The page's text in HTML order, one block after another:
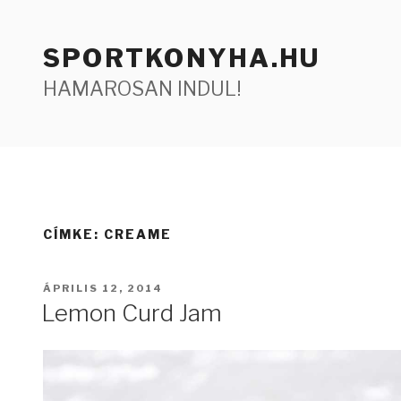
SPORTKONYHA.HU
HAMAROSAN INDUL!
CÍMKE: CREAME
BEKÜLDVE:
ÁPRILIS 12, 2014
Lemon Curd Jam